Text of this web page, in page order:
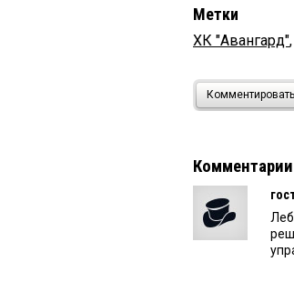
Метки
ХК "Авангард",
Комментировать
Комментарии